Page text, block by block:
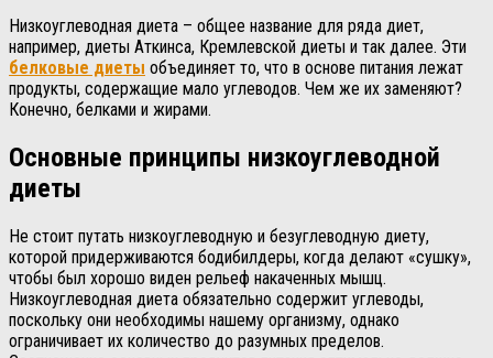
Низкоуглеводная диета – общее название для ряда диет,
например, диеты Аткинса, Кремлевской диеты и так далее. Эти
белковые диеты объединяет то, что в основе питания лежат
продукты, содержащие мало углеводов. Чем же их заменяют?
Конечно, белками и жирами.
Основные принципы низкоуглеводной
диеты
Не стоит путать низкоуглеводную и безуглеводную диету,
которой придерживаются бодибилдеры, когда делают «сушку»,
чтобы был хорошо виден рельеф накаченных мышц.
Низкоуглеводная диета обязательно содержит углеводы,
поскольку они необходимы нашему организму, однако
ограничивает их количество до разумных пределов.